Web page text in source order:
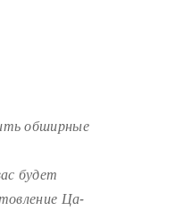
обширные
будет
Ца-